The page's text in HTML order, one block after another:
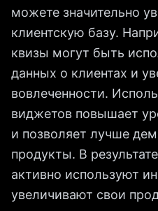
можете значительно
клиентскую базу.
квизы могут быть
данных о клиентах и
вовлеченности.
виджетов повышает
и позволяет лучше
продукты. В
активно используют
увеличивают свои